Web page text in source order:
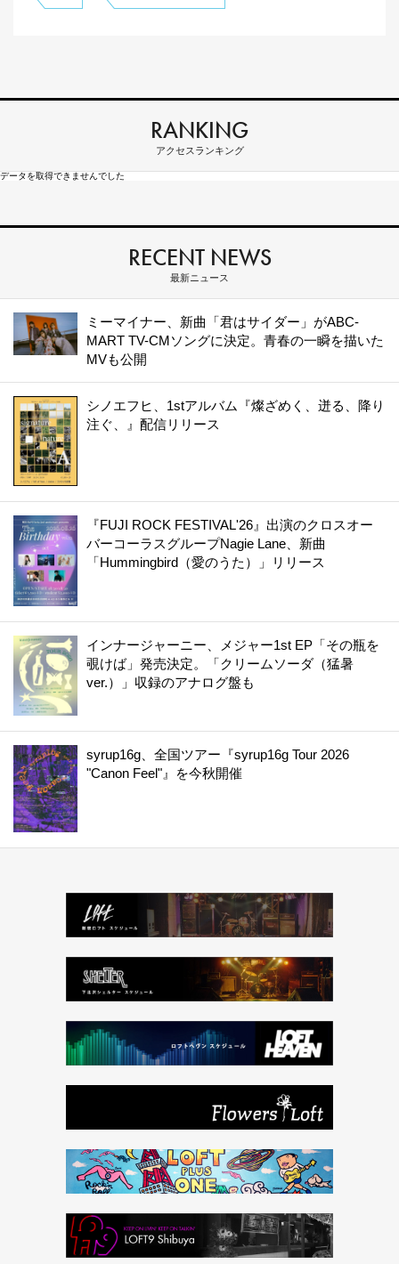
RANKING
アクセスランキング
データを取得できませんでした
RECENT NEWS
最新ニュース
ミーマイナー、新曲「君はサイダー」がABC-
MART TV-CMソングに決定。青春の一瞬を描いた
MVも公開
シノエフヒ、1stアルバム『燦ざめく、迸る、降り
注ぐ、』配信リリース
『FUJI ROCK FESTIVAL'26』出演のクロスオー
バーコーラスグループNagie Lane、新曲
「Hummingbird（愛のうた）」リリース
インナージャーニー、メジャー1st EP「その瓶を
覗けば」発売決定。「クリームソーダ（猛暑
ver.）」収録のアナログ盤も
syrup16g、全国ツアー『syrup16g Tour 2026
"Canon Feel"』を今秋開催